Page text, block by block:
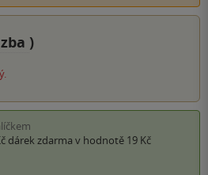
)
dárek zdarma v hodnotě 19 Kč